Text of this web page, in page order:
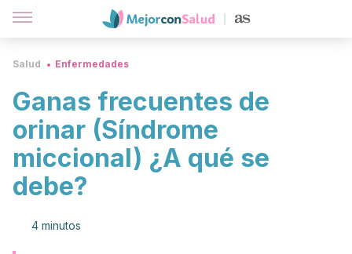
Salud Enfermedades
Ganas frecuentes de
orinar (Síndrome
miccional) ¿A qué se
debe?
4 minutos